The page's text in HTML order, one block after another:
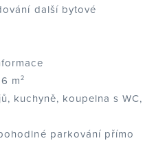
další bytové
m²
kuchyně, koupelna s WC,
parkování přímo